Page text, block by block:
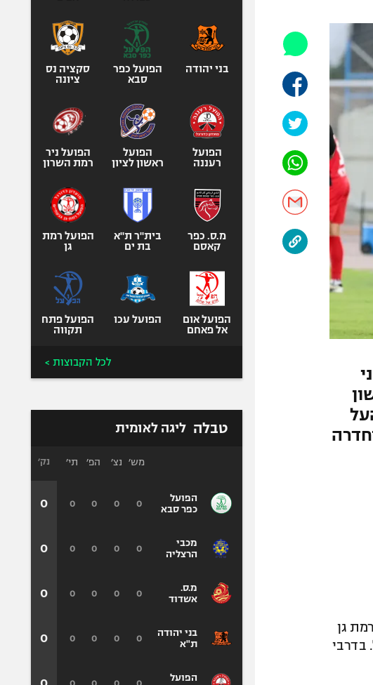
אופניים
ספורט מוטורי
כדורמים
בייסבול MLB
ספורט אתגרי
אומנויות לחימה
גיימינג E-Sports
וורקו (50), ששון
העל
רמת גן
בדרבי
בני יהודה
הפועל כפר
סבא
סקציה נס
ציונה
הפועל
רעננה
הפועל
ראשון לציון
הפועל ניר
רמת השרון
מ.ס. כפר
קאסם
בית"ר ת"א
בת ים
הפועל רמת
גן
הפועל אום
אל פאחם
הפועל עכו
הפועל פתח
תקווה
לכל הקבוצות >
טבלה ליגה לאומית
הפועל
כפר סבא
מכבי
הרצליה
מ.ס.
אשדוד
בני יהודה
ת"א
הפועל
מש׳ נצ׳ הפ׳ תי׳
0
0
0
0
0
0
0
0
0
0
0
0
0
0
0
0
0
0
0
0
נק׳
0
0
0
0